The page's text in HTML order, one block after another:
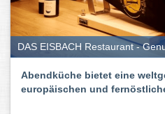
DAS EISBACH Restaurant -
Abendküche bietet eine
europäischen und